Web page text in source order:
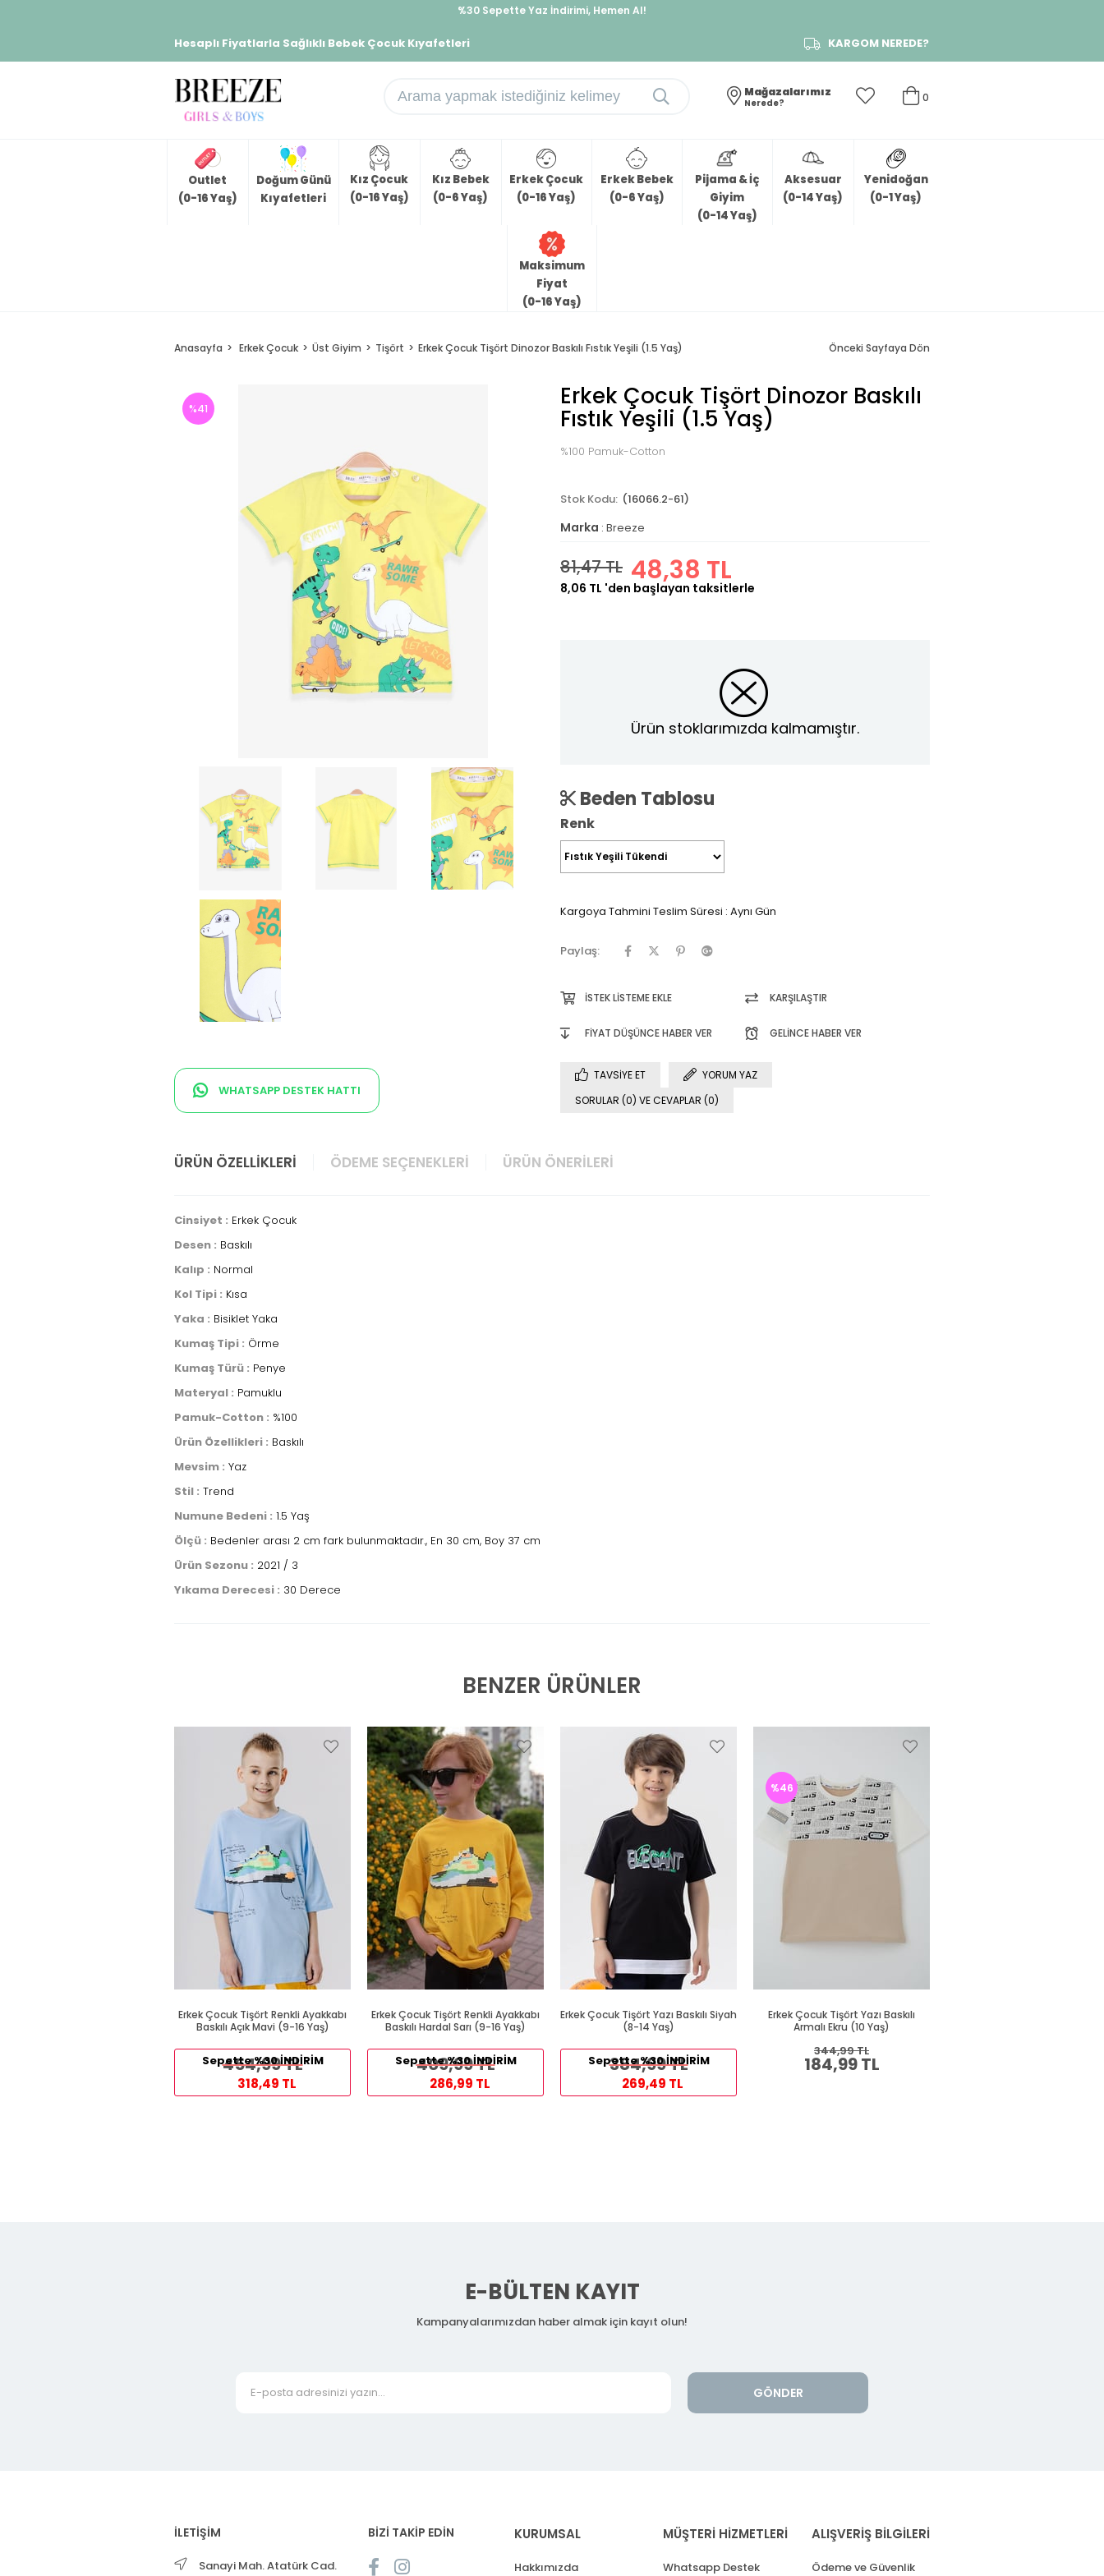
%30 Sepette Yaz İndirimi, Hemen Al!
Hesaplı Fiyatlarla Sağlıklı Bebek Çocuk Kıyafetleri KARGOM NEREDE?
0
Mağazalarımız
Nerede?
Outlet
(0-16 Yaş)
Doğum Günü
Kıyafetleri
Kız Çocuk
(0-16 Yaş)
Kız Bebek
(0-6 Yaş)
Erkek Çocuk
(0-16 Yaş)
Erkek Bebek
(0-6 Yaş)
Pijama & İç
Giyim
(0-14 Yaş)
Aksesuar
(0-14 Yaş)
Yenidoğan
(0-1 Yaş)
Maksimum
Fiyat
(0-16 Yaş)
Anasayfa Erkek Çocuk Üst Giyim Tişört Erkek Çocuk Tişört Dinozor Baskılı Fıstık Yeşili (1.5 Yaş) Önceki Sayfaya Dön
%41
WHATSAPP DESTEK HATTI
Erkek Çocuk Tişört Dinozor Baskılı
Fıstık Yeşili (1.5 Yaş)
%100 Pamuk-Cotton
(16066.2-61)
Marka : Breeze
81,47 TL 48,38 TL
8,06 TL 'den başlayan taksitlerle
Ürün stoklarımızda kalmamıştır.
Beden Tablosu
Renk
Kargoya Tahmini Teslim Süresi : Aynı Gün
Paylaş:
İSTEK LISTEME EKLE KARŞILAŞTIR
FIYAT DÜŞÜNCE HABER VER GELINCE HABER VER
TAVSIYE ET
YORUM YAZ
SORULAR (0) VE CEVAPLAR (0)
ÜRÜN ÖZELLIKLERI ÖDEME SEÇENEKLERI ÜRÜN ÖNERILERI
Cinsiyet : Erkek Çocuk
Desen : Baskılı
Kalıp : Normal
Kol Tipi : Kısa
Yaka : Bisiklet Yaka
Kumaş Tipi : Örme
Kumaş Türü : Penye
Materyal : Pamuklu
Pamuk-Cotton : %100
Ürün Özellikleri : Baskılı
Mevsim : Yaz
Stil : Trend
Numune Bedeni : 1.5 Yaş
Ölçü : Bedenler arası 2 cm fark bulunmaktadır., En 30 cm, Boy 37 cm
Ürün Sezonu : 2021 / 3
Yıkama Derecesi : 30 Derece
BENZER ÜRÜNLER
Erkek Çocuk Tişört Renkli Ayakkabı
Baskılı Açık Mavi (9-16 Yaş)
454,99 TL
Sepette %30 İNDİRİM
318,49 TL
Erkek Çocuk Tişört Renkli Ayakkabı
Baskılı Hardal Sarı (9-16 Yaş)
409,99 TL
Sepette %30 İNDİRİM
286,99 TL
Erkek Çocuk Tişört Yazı Baskılı Siyah
(8-14 Yaş)
384,99 TL
Sepette %30 İNDİRİM
269,49 TL
Erkek Çocuk Tişört Yazı Baskılı
Armalı Ekru (10 Yaş)
184,99 TL
344,99 TL
%46
E-BÜLTEN KAYIT
Kampanyalarımızdan haber almak için kayıt olun!
GÖNDER
İLETİŞİM
Sanayi Mah. Atatürk Cad.
BİZİ TAKİP EDİN KURUMSAL
Hakkımızda
MÜŞTERİ HİZMETLERİ
Whatsapp Destek
ALIŞVERİŞ BİLGİLERİ
Ödeme ve Güvenlik